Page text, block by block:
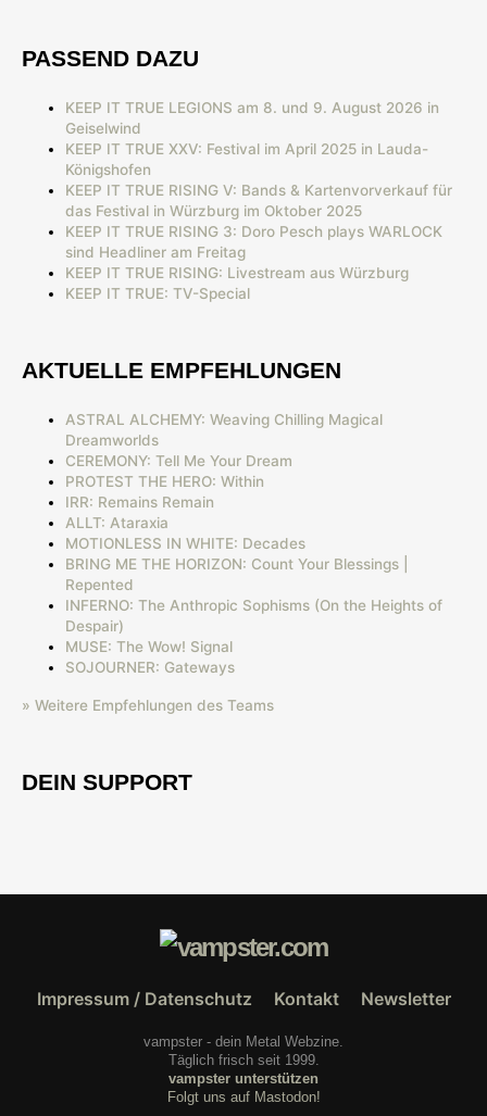
PASSEND DAZU
KEEP IT TRUE LEGIONS am 8. und 9. August 2026 in
Geiselwind
KEEP IT TRUE XXV: Festival im April 2025 in Lauda-
Königshofen
KEEP IT TRUE RISING V: Bands & Kartenvorverkauf für
das Festival in Würzburg im Oktober 2025
KEEP IT TRUE RISING 3: Doro Pesch plays WARLOCK
sind Headliner am Freitag
KEEP IT TRUE RISING: Livestream aus Würzburg
KEEP IT TRUE: TV-Special
AKTUELLE EMPFEHLUNGEN
ASTRAL ALCHEMY: Weaving Chilling Magical
Dreamworlds
CEREMONY: Tell Me Your Dream
PROTEST THE HERO: Within
IRR: Remains Remain
ALLT: Ataraxia
MOTIONLESS IN WHITE: Decades
BRING ME THE HORIZON: Count Your Blessings |
Repented
INFERNO: The Anthropic Sophisms (On the Heights of
Despair)
MUSE: The Wow! Signal
SOJOURNER: Gateways
» Weitere Empfehlungen des Teams
DEIN SUPPORT
Impressum / Datenschutz Kontakt Newsletter
vampster - dein Metal Webzine.
Täglich frisch seit 1999.
vampster unterstützen
Folgt uns auf Mastodon!